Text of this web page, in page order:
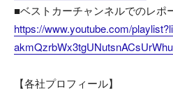
■ベストカーチャンネルでのレポ
https://www.youtube.com/
【各社プロフィール】